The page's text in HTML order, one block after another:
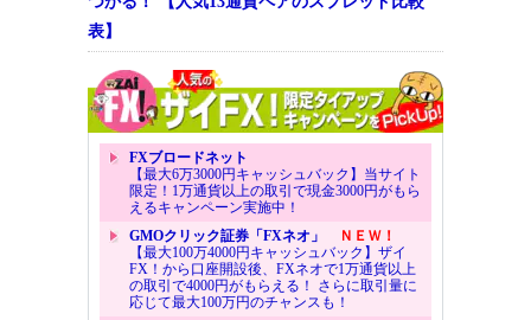
表】
FXブロードネット
【最大6万3000円キャッシュバック】当サイト
限定！1万通貨以上の取引で現金3000円がもら
えるキャンペーン実施中！
GMOクリック証券「FXネオ」
ＮＥＷ！
【最大100万4000円キャッシュバック】ザイ
FX！から口座開設後、FXネオで1万通貨以上
の取引で4000円がもらえる！ さらに取引量に
応じて最大100万円のチャンスも！